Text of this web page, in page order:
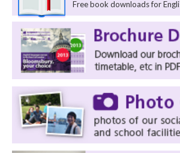
Free book downloads for